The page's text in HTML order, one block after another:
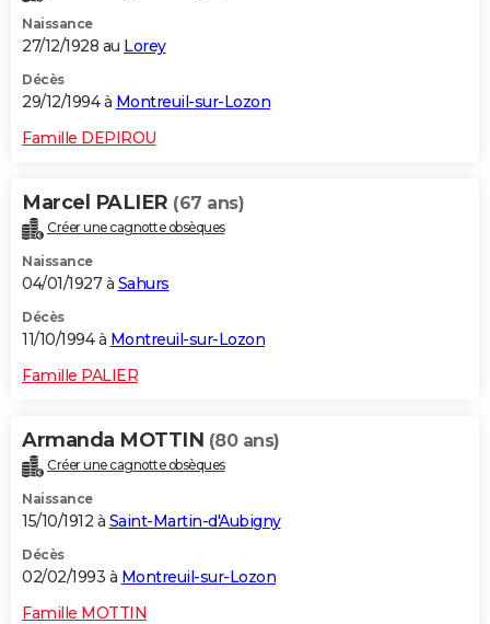
Naissance
27/12/1928 au Lorey
Décès
29/12/1994 à Montreuil-sur-Lozon
Famille DEPIROU
Marcel PALIER (67 ans)
Créer une cagnotte obsèques
Naissance
04/01/1927 à Sahurs
Décès
11/10/1994 à Montreuil-sur-Lozon
Famille PALIER
Armanda MOTTIN (80 ans)
Créer une cagnotte obsèques
Naissance
15/10/1912 à Saint-Martin-d'Aubigny
Décès
02/02/1993 à Montreuil-sur-Lozon
Famille MOTTIN